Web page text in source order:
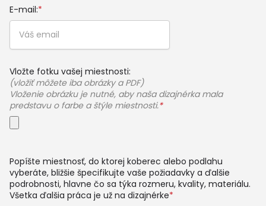
E-mail:*
Vložte fotku vašej miestnosti:
(vložiť môžete iba obrázky a PDF)
Vloženie obrázku je nutné, aby naša dizajnérka mala
predstavu o farbe a štýle miestnosti.*
Popíšte miestnosť, do ktorej koberec alebo podlahu
vyberáte, bližšie špecifikujte vaše požiadavky a ďalšie
podrobnosti, hlavne čo sa týka rozmeru, kvality, materiálu.
Všetka ďalšia práca je už na dizajnérke*